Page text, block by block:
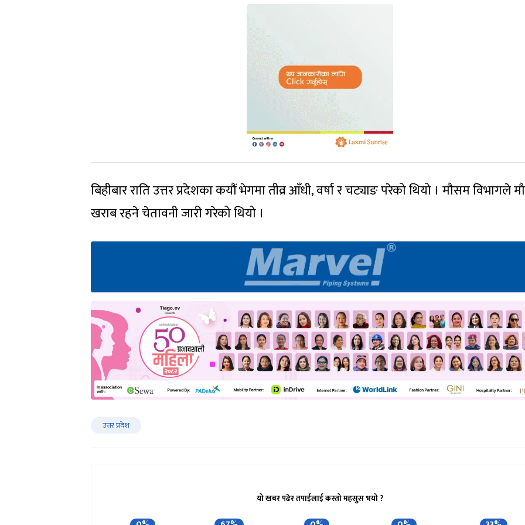
बिहीबार राति उत्तर प्रदेशका कयौं भेगमा तीव्र आँधी, वर्षा र चट्याङ परेको थियो । मौसम विभागले
खराब रहने चेतावनी जारी गरेको थियो ।
उत्तर प्रदेश
यो खबर पढेर तपाईलाई कस्तो महसुस भयो ?